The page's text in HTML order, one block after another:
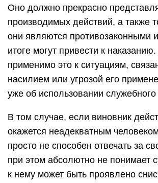
Оно должно прекрасно
производимых действий, а также
они являются противозаконными
итоге могут привести к
применимо это к ситуациям,
насилием или угрозой его
уже об использовании
В том случае, если виновник
окажется неадекватным
просто не способен отвечать за
при этом абсолютно не понимает
к нему может быть проявлено